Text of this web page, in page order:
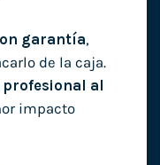
garantía,
de la caja.
al
impacto